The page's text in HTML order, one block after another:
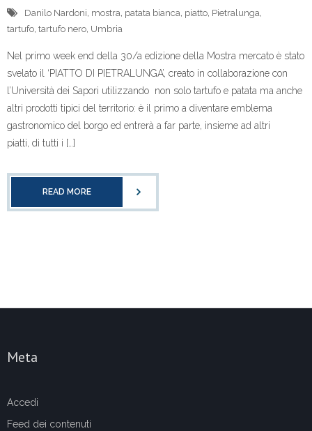
Danilo Nardoni, mostra, patata bianca, piatto, Pietralunga,
tartufo, tartufo nero, Umbria
Nel primo week end della 30/a edizione della Mostra mercato è stato
svelato il ‘PIATTO DI PIETRALUNGA’, creato in collaborazione con
l’Università dei Sapori utilizzando non solo tartufo e patata ma anche
altri prodotti tipici del territorio: è il primo a diventare emblema
gastronomico del borgo ed entrerà a far parte, insieme ad altri
piatti, di tutti i […]
READ MORE
Meta
Accedi
Feed dei contenuti